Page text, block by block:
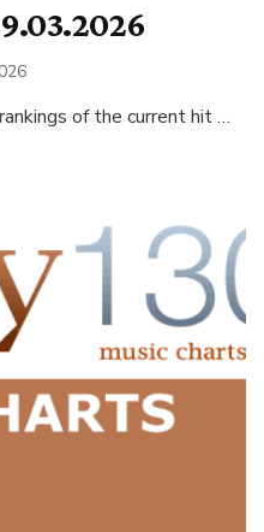
of the current hit …